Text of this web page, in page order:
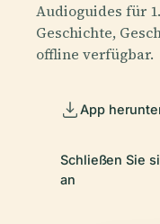
Audioguides für
Geschichte,
offline verfügbar.
App
Schließen Sie
an